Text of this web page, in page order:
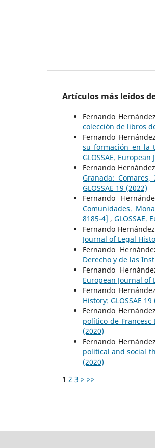
Artículos más leídos
Fernando
colección de libros
Fernando
su formación en la
GLOSSAE.
Fernando
Granada: Comares,
GLOSSAE 19 (2022)
Fernando
Comunidades.
8185-4] , GLOSSAE.
Fernando
Journal of Legal
Fernando
Derecho y de las
Fernando
European Journal of
Fernando
History: GLOSSAE 19
Fernando
político de Francesc
(2020)
Fernando
political and social
(2020)
1 2 3 > >>